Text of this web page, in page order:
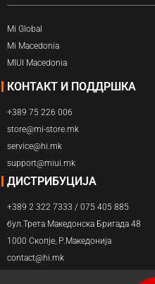
Mi Global
Mi Macedonia
MIUI Macedonia
КОНТАКТ И ПОДДРШКА
+389 75 226 006
store@mi-store.mk
service@hi.mk
support@miui.mk
ДИСТРИБУЦИЈА
+389 2 322 7333 / 075 405 885
бул.Трета Македонска Бригада 48
1000 Скопје, Р.Македонија
contact@hi.mk